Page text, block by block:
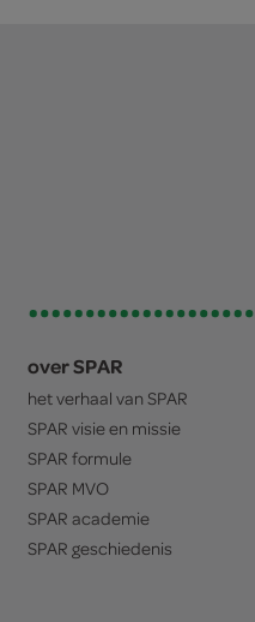
over SPAR
het verhaal van SPAR
SPAR visie en missie
SPAR formule
SPAR MVO
SPAR academie
SPAR geschiedenis